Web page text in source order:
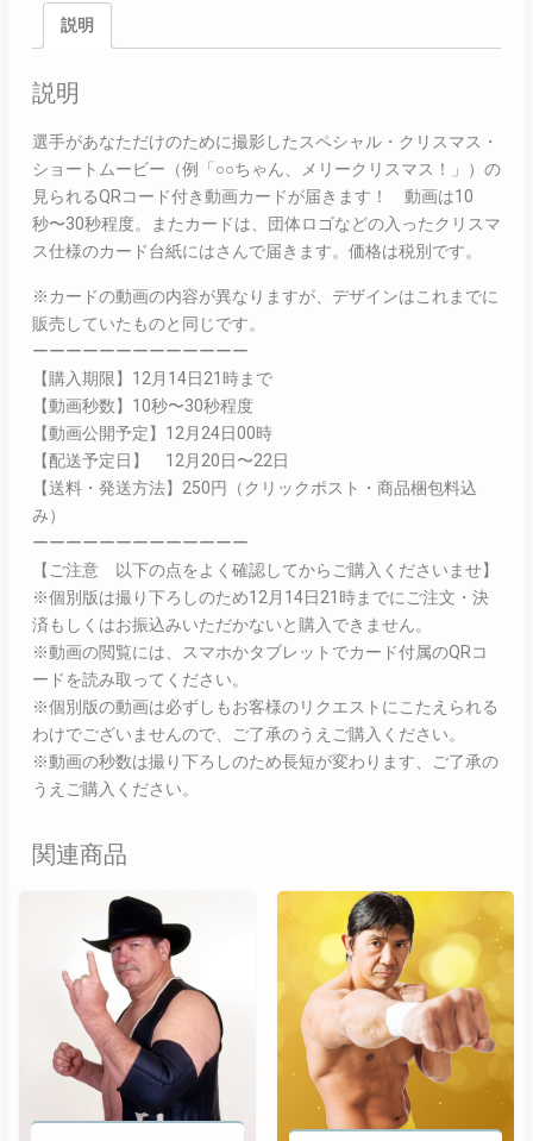
説明
説明
選手があなただけのために撮影したスペシャル・クリスマス・
ショートムービー（例「○○ちゃん、メリークリスマス！」）の
見られるQRコード付き動画カードが届きます！ 動画は10
秒〜30秒程度。またカードは、団体ロゴなどの入ったクリスマ
ス仕様のカード台紙にはさんで届きます。価格は税別です。
※カードの動画の内容が異なりますが、デザインはこれまでに
販売していたものと同じです。
ーーーーーーーーーーーーー
【購入期限】12月14日21時まで
【動画秒数】10秒〜30秒程度
【動画公開予定】12月24日00時
【配送予定日】 12月20日〜22日
【送料・発送方法】250円（クリックポスト・商品梱包料込
み）
ーーーーーーーーーーーーー
【ご注意 以下の点をよく確認してからご購入くださいませ】
※個別版は撮り下ろしのため12月14日21時までにご注文・決
済もしくはお振込みいただかないと購入できません。
※動画の閲覧には、スマホかタブレットでカード付属のQRコ
ードを読み取ってください。
※個別版の動画は必ずしもお客様のリクエストにこたえられる
わけでございませんので、ご了承のうえご購入ください。
※動画の秒数は撮り下ろしのため長短が変わります、ご了承の
うえご購入ください。
関連商品